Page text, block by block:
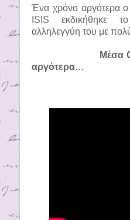
Ένα χρόνο αργότερα ο
ISIS εκδικήθηκε
αλληλεγγύη του με
Μέσα
αργότερα…